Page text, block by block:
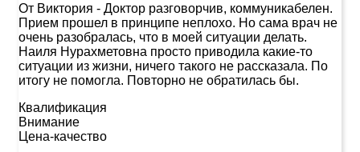
От Виктория - Доктор разговорчив, коммуникабелен.
Прием прошел в принципе неплохо. Но сама врач не
очень разобралась, что в моей ситуации делать.
Наиля Нурахметовна просто приводила какие-то
ситуации из жизни, ничего такого не рассказала. По
итогу не помогла. Повторно не обратилась бы.
Квалификация
Внимание
Цена-качество